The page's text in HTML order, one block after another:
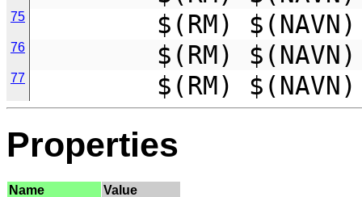
75
$(RM)
76
$(RM)
77
$(RM)
Properties
Name
Value